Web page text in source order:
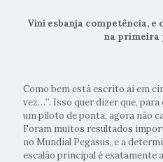
Vini esbanja competência, e
na primeira
Como bem está escrito aí em
vez…’’. Isso quer dizer que,
um piloto de ponta, agora não
Foram muitos resultados
no Mundial Pegasus, e a
escalão principal é exatamente